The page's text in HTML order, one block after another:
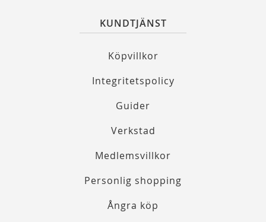
KUNDTJÄNST
Köpvillkor
Integritetspolicy
Guider
Verkstad
Medlemsvillkor
Personlig shopping
Ångra köp